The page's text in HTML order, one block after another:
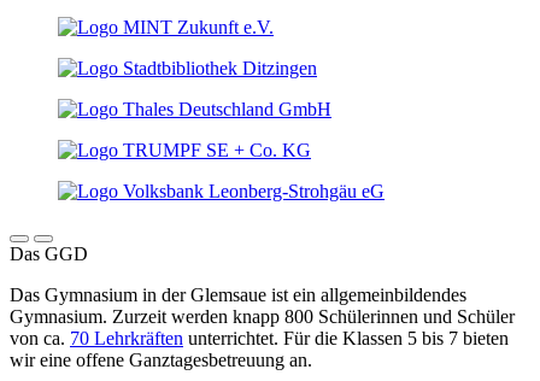
Das GGD
Das Gymnasium in der Glemsaue ist ein allgemeinbildendes
Gymnasium. Zurzeit werden knapp 800 Schülerinnen und Schüler
von ca. 70 Lehrkräften unterrichtet. Für die Klassen 5 bis 7 bieten
wir eine offene Ganztagesbetreuung an.